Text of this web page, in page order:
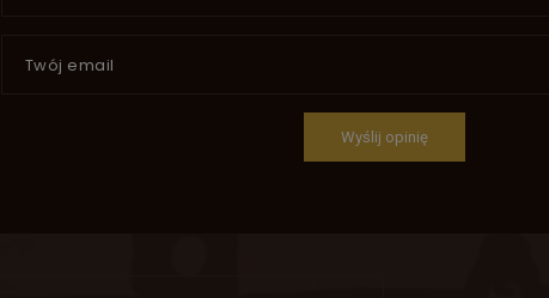
Twój email
Wyślij opinię